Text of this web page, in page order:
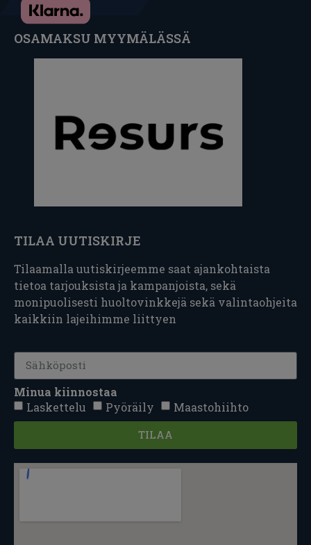
OSAMAKSU MYYMÄLÄSSÄ
TILAA UUTISKIRJE
Tilaamalla uutiskirjeemme saat ajankohtaista
tietoa tarjouksista ja kampanjoista, sekä
monipuolisesti huoltovinkkejä sekä valintaohjeita
kaikkiin lajeihimme liittyen
Minua kiinnostaa
Laskettelu
Pyöräily Maastohiihto
TILAA